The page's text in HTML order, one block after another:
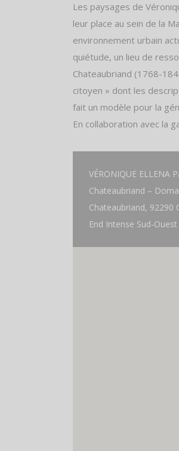
Les paysages de
leur place au sein de la
environnement urbain
quiétude, un lieu de
Chateaubriand (1768-
citoyen » dont les
fait un modèle pour la
En collaboration avec la
VÉRONIQUE ELLENA
Chateaubriand –
Chateaubriand, 92290
End Intense Sud-